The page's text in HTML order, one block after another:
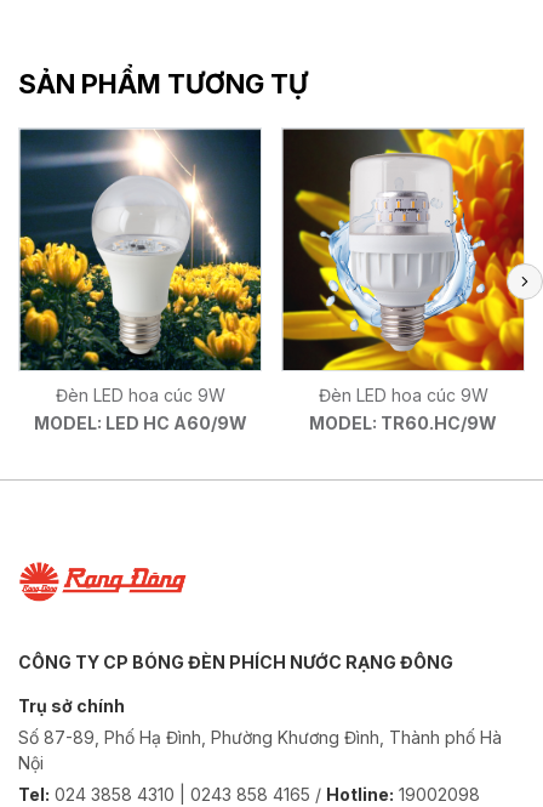
SẢN PHẨM TƯƠNG TỰ
Đèn LED hoa cúc 9W
MODEL: LED HC A60/9W
Đèn LED hoa cúc 9W
MODEL: TR60.HC/9W
CÔNG TY CP BÓNG ĐÈN PHÍCH NƯỚC RẠNG ĐÔNG
Trụ sở chính
Số 87-89, Phố Hạ Đình, Phường Khương Đình, Thành phố Hà
Nội
Tel: 024 3858 4310 | 0243 858 4165 / Hotline: 19002098